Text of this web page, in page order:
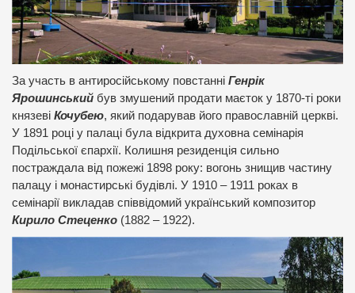
За участь в антиросійському повстанні Генрік
Ярошинський був змушений продати маєток у 1870-ті роки
князеві Кочубею, який подарував його православній церкві.
У 1891 році у палаці була відкрита духовна семінарія
Подільської єпархії. Колишня резиденція сильно
постраждала від пожежі 1898 року: вогонь знищив частину
палацу і монастирські будівлі. У 1910 – 1911 роках в
семінарії викладав співвідомий український композитор
Кирило Стеценко (1882 – 1922).